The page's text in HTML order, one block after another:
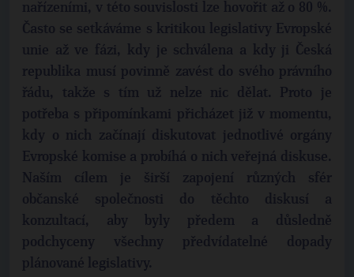
nařízeními, v této souvislosti lze hovořit až o 80 %.
Často se setkáváme s kritikou legislativy Evropské
unie až ve fázi, kdy je schválena a kdy ji Česká
republika musí povinně zavést do svého právního
řádu, takže s tím už nelze nic dělat. Proto je
potřeba s připomínkami přicházet již v momentu,
kdy o nich začínají diskutovat jednotlivé orgány
Evropské komise a probíhá o nich veřejná diskuse.
Naším cílem je širší zapojení různých sfér
občanské společnosti do těchto diskusí a
konzultací, aby byly předem a důsledně
podchyceny všechny předvídatelné dopady
plánované legislativy.